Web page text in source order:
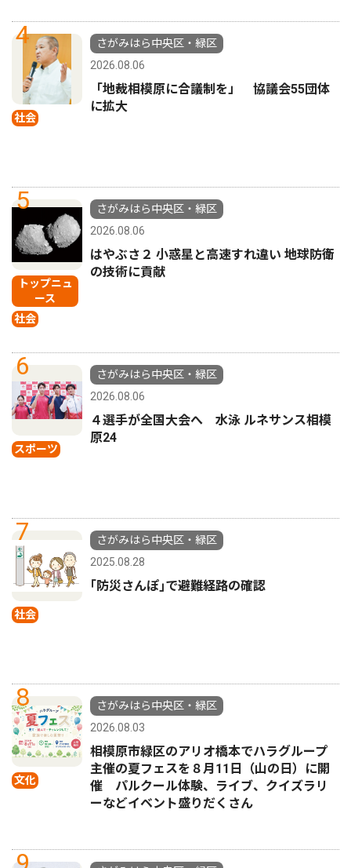
4
社会
さがみはら中央区・緑区
2026.08.06
「地裁相模原に合議制を」 協議会55団体
に拡大
5
トップニュ
ース
社会
さがみはら中央区・緑区
2026.08.06
はやぶさ２ 小惑星と高速すれ違い 地球防衛
の技術に貢献
6
スポーツ
さがみはら中央区・緑区
2026.08.06
４選手が全国大会へ 水泳 ルネサンス相模
原24
7
社会
さがみはら中央区・緑区
2025.08.28
｢防災さんぽ｣で避難経路の確認
8
文化
さがみはら中央区・緑区
2026.08.03
相模原市緑区のアリオ橋本でハラグループ
主催の夏フェスを８月11日（山の日）に開
催 パルクール体験、ライブ、クイズラリ
ーなどイベント盛りだくさん